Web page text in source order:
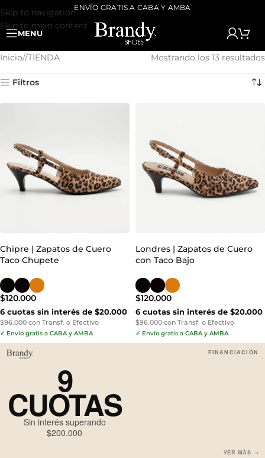
Skip to navigation
Skip to main content
ENVÍO GRATIS A CABA Y AMBA
MENU
Inicio/ TIENDA Mostrando los 13 resultados
Filtros
Chipre | Zapatos de Cuero
Taco Chupete
$120.000
6 cuotas sin interés de $20.000
$96.000 con Transf. o Efectivo
✓ Envío gratis a CABA y AMBA
Londres | Zapatos de Cuero
con Taco Bajo
$120.000
6 cuotas sin interés de $20.000
$96.000 con Transf. o Efectivo
✓ Envío gratis a CABA y AMBA
FINANCIACIÓN
9
CUOTAS
Sin interés superando
$200.000
VER MÁS →